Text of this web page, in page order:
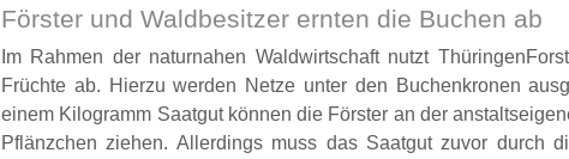
Förster und Waldbesitzer ernten die Buchen ab
Im Rahmen der naturnahen Waldwirtschaft nutzt
Früchte ab. Hierzu werden Netze unter den Buchenkronen
einem Kilogramm Saatgut können die Förster an der
Pflänzchen ziehen. Allerdings muss das Saatgut zuvor durch